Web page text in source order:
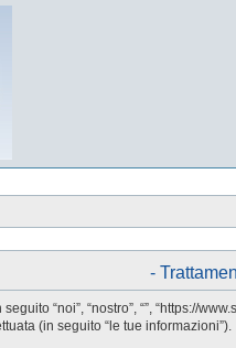
-
“noi”, “nostro”, “”, “https://
(in seguito “le tue informazioni”).